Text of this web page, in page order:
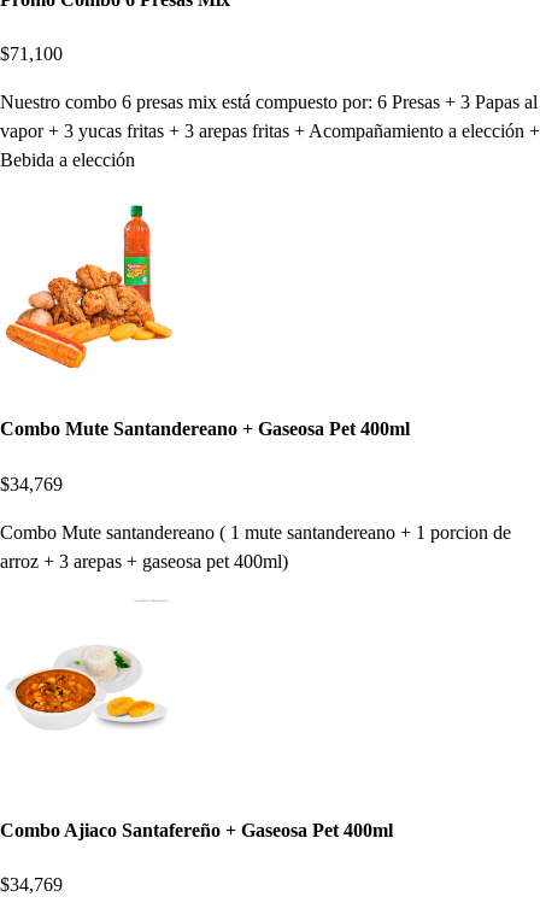
$71,100
Nuestro combo 6 presas mix está compuesto por: 6 Presas + 3 Papas al
vapor + 3 yucas fritas + 3 arepas fritas + Acompañamiento a elección +
Bebida a elección
Combo Mute Santandereano + Gaseosa Pet 400ml
$34,769
Combo Mute santandereano ( 1 mute santandereano + 1 porcion de
arroz + 3 arepas + gaseosa pet 400ml)
Combo Ajiaco Santafereño + Gaseosa Pet 400ml
$34,769